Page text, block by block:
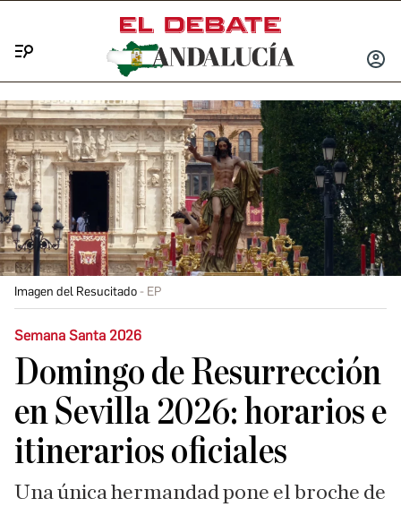
INICIAR
Imagen del Resucitado EP
Semana Santa 2026
Domingo de Resurrección
en Sevilla 2026: horarios e
itinerarios oficiales
Una única hermandad pone el broche de